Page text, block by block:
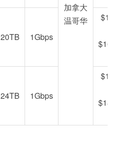
加拿大
温哥华
20TB 1Gbps
24TB 1Gbps